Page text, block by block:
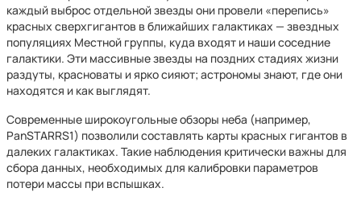
каждый выброс отдельной звезды они провели «перепись»
красных сверхгигантов в ближайших галактиках — звездных
популяциях Местной группы, куда входят и наши соседние
галактики. Эти массивные звезды на поздних стадиях жизни
раздуты, красноваты и ярко сияют; астрономы знают, где они
находятся и как выглядят.
Современные широкоугольные обзоры неба (например,
PanSTARRS1) позволили составлять карты красных гигантов в
далеких галактиках. Такие наблюдения критически важны для
сбора данных, необходимых для калибровки параметров
потери массы при вспышках.